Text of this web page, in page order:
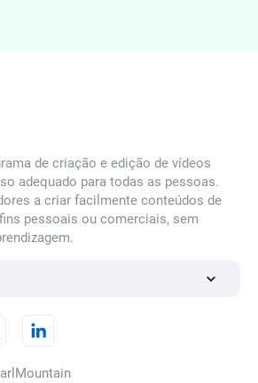
de animação de
com IA
de criação e edição de vídeos
adequado para todas as pessoas.
a criar facilmente conteúdos de
pessoais ou comerciais, sem